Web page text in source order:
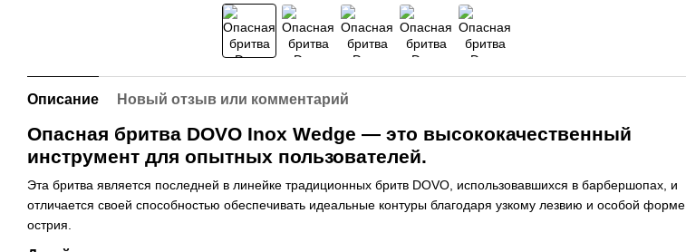
Описание Новый отзыв или комментарий
Опасная бритва DOVO Inox Wedge — это высококачественный
инструмент для опытных пользователей.
Эта бритва является последней в линейке традиционных бритв DOVO, использовавшихся в барбершопах, и
отличается своей способностью обеспечивать идеальные контуры благодаря узкому лезвию и особой форме
острия.